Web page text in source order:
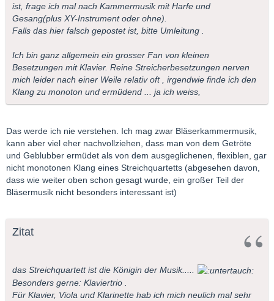
ist, frage ich mal nach Kammermusik mit Harfe und
Gesang(plus XY-Instrument oder ohne).
Falls das hier falsch gepostet ist, bitte Umleitung .
Ich bin ganz allgemein ein grosser Fan von kleinen
Besetzungen mit Klavier. Reine Streicherbesetzungen nerven
mich leider nach einer Weile relativ oft , irgendwie finde ich den
Klang zu monoton und ermüdend ... ja ich weiss,
Das werde ich nie verstehen. Ich mag zwar Bläserkammermusik,
kann aber viel eher nachvollziehen, dass man von dem Getröte
und Geblubber ermüdet als von dem ausgeglichenen, flexiblen, gar
nicht monotonen Klang eines Streichquartetts (abgesehen davon,
dass wie weiter oben schon gesagt wurde, ein großer Teil der
Bläsermusik nicht besonders interessant ist)
Zitat
das Streichquartett ist die Königin der Musik.....
Besonders gerne: Klaviertrio .
Für Klavier, Viola und Klarinette hab ich mich neulich mal sehr